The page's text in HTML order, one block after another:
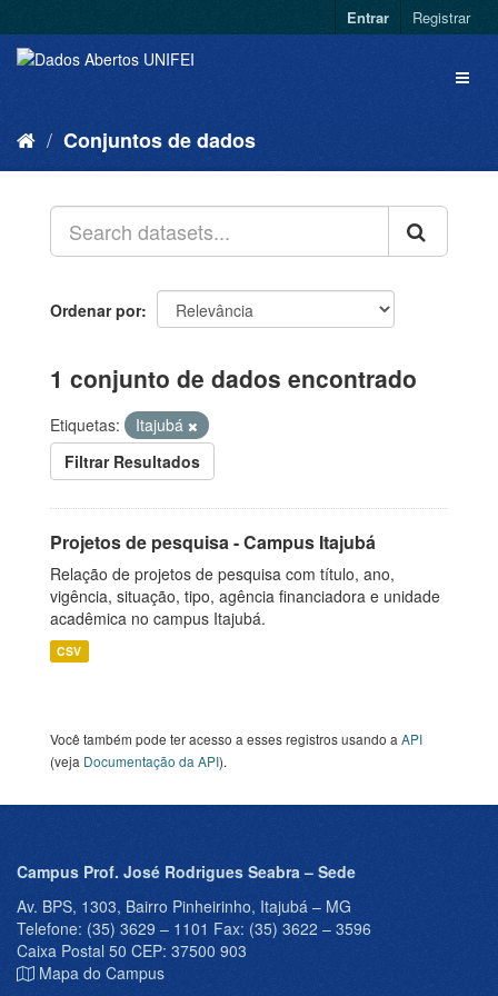
Entrar Registrar
Conjuntos de dados
Ordenar por
1 conjunto de dados encontrado
Etiquetas:
Itajubá
Filtrar Resultados
Projetos de pesquisa - Campus Itajubá
Relação de projetos de pesquisa com título, ano,
vigência, situação, tipo, agência financiadora e unidade
acadêmica no campus Itajubá.
CSV
Você também pode ter acesso a esses registros usando a API
(veja Documentação da API).
Campus Prof. José Rodrigues Seabra – Sede
Av. BPS, 1303, Bairro Pinheirinho, Itajubá – MG
Telefone: (35) 3629 – 1101 Fax: (35) 3622 – 3596
Caixa Postal 50 CEP: 37500 903
Mapa do Campus